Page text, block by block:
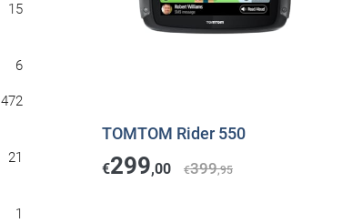
15
6
472
21
1
TOMTOM Rider 550
€299,00 €399,95